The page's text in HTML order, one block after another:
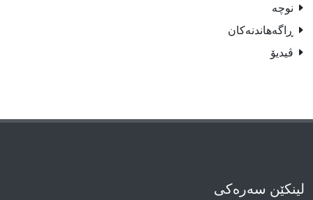
نوچە
ڕاگەهاندنەکان
ڤیدیۆ
لینکێن سەرەکی